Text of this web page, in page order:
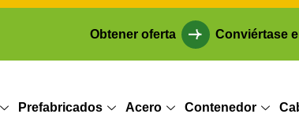
Obtener oferta Conviértase
Prefabricados Acero Contenedor